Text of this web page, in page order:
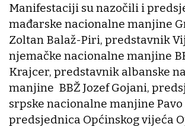
Manifestaciji su nazočili i
mađarske nacionalne manjine
Zoltan Balaž-Piri, predstavnik
njemačke nacionalne manjine
Krajcer, predstavnik albanske
manjine BBŽ Jozef Gojani,
srpske nacionalne manjine Pavo
predsjednica Općinskog vijeća